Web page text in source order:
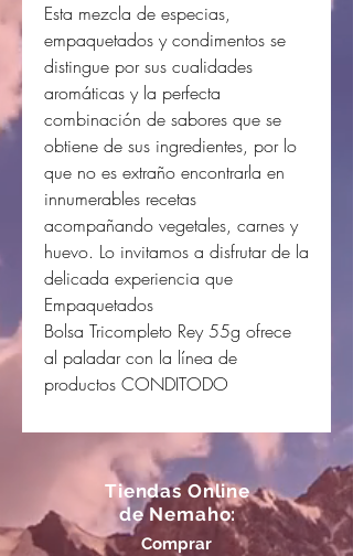
Esta mezcla de especias,
empaquetados y condimentos se
distingue por sus cualidades
aromáticas y la perfecta
combinación de sabores que se
obtiene de sus ingredientes, por lo
que no es extraño encontrarla en
innumerables recetas
acompañando vegetales, carnes y
huevo. Lo invitamos a disfrutar de la
delicada experiencia que
Empaquetados
Bolsa Tricompleto Rey 55g ofrece
al paladar con la línea de
productos CONDITODO
Tiendas Online
de Nemaho:
Comprar